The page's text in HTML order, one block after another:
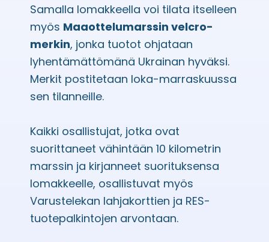
Samalla lomakkeella voi tilata itselleen
myös Maaottelumarssin velcro-
merkin, jonka tuotot ohjataan
lyhentämättömänä Ukrainan hyväksi.
Merkit postitetaan loka-marraskuussa
sen tilanneille.
Kaikki osallistujat, jotka ovat
suorittaneet vähintään 10 kilometrin
marssin ja kirjanneet suorituksensa
lomakkeelle, osallistuvat myös
Varustelekan lahjakorttien ja RES-
tuotepalkintojen arvontaan.